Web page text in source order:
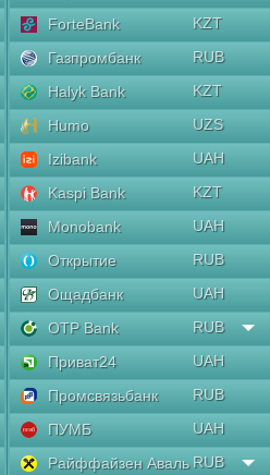
ForteBank
KZT
Газпромбанк
RUB
Halyk Bank
KZT
Humo
UZS
Izibank
UAH
Kaspi Bank
KZT
Monobank
UAH
Открытие
RUB
Ощадбанк
UAH
OTP Bank
RUB
Приват24
UAH
Промсвязьбанк
RUB
ПУМБ
UAH
Райффайзен Аваль RUB